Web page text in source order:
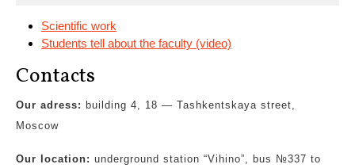
Scientific work
Students tell about the faculty (video)
Contacts
Our adress: building 4, 18 — Tashkentskaya street,
Moscow
Our location: underground station “Vihino”, bus №337 to